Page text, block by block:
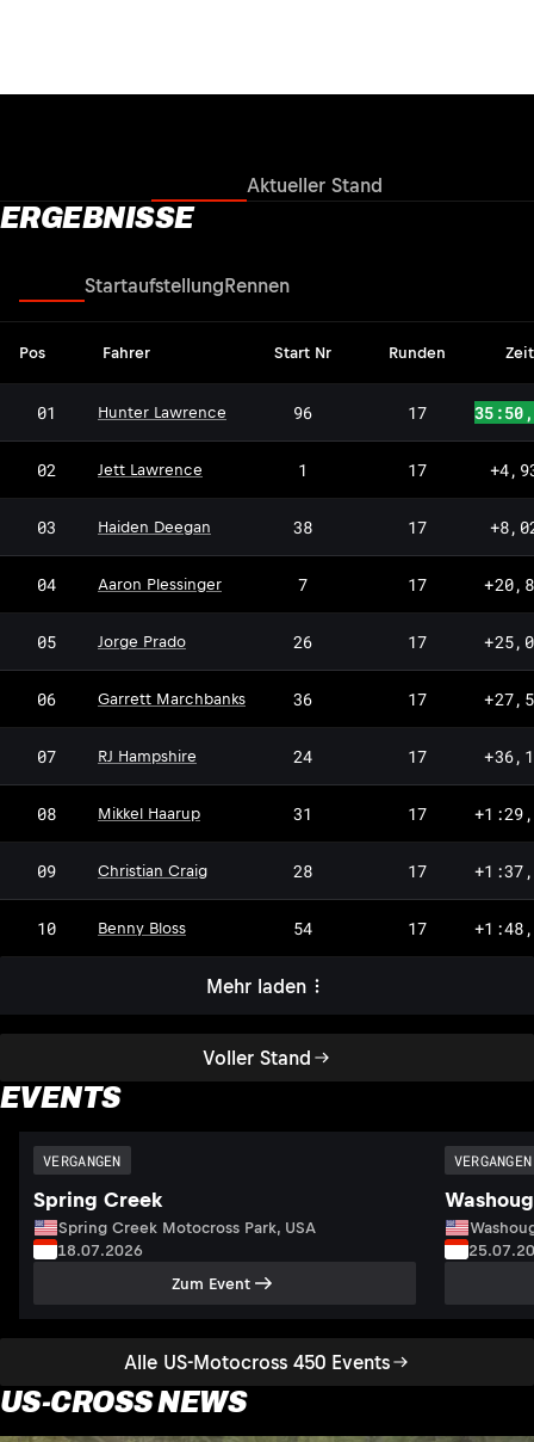
Aktueller Stand
ERGEBNISSE
Voller Stand
Startaufstellung Rennen
Pos Fahrer Start Nr Runden Zeit
01 Hunter Lawrence 96 17
02 JL
Jett Lawrence 1 17
03 Haiden Deegan 38 17
04 Aaron Plessinger 7 17
05 Jorge Prado 26 17
06 Garrett Marchbanks 36 17
07 RJ Hampshire 24 17
08 MH
Mikkel Haarup 31 17
09 Christian Craig 28 17
10 Benny Bloss 54 17
Mehr laden
EVENTS
Alle US-Motocross 450 Events
VERGANGEN
Spring Creek
Spring Creek Motocross Park, USA
18.07.2026
Zum Event
VERGANGEN
US-CROSS NEWS